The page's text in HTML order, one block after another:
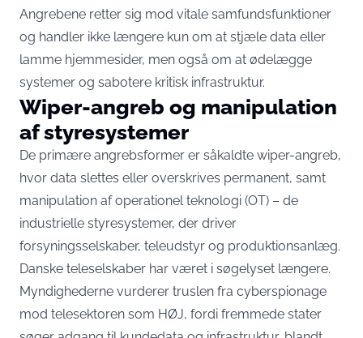
Angrebene retter sig mod vitale samfundsfunktioner
og handler ikke længere kun om at stjæle data eller
lamme hjemmesider, men også om at ødelægge
systemer og sabotere kritisk infrastruktur.
Wiper-angreb og manipulation
af styresystemer
De primære angrebsformer er såkaldte wiper-angreb,
hvor data slettes eller overskrives permanent, samt
manipulation af operationel teknologi (OT) – de
industrielle styresystemer, der driver
forsyningsselskaber, teleudstyr og produktionsanlæg.
Danske teleselskaber har været i søgelyset længere.
Myndighederne vurderer truslen fra cyberspionage
mod telesektoren som HØJ, fordi fremmede stater